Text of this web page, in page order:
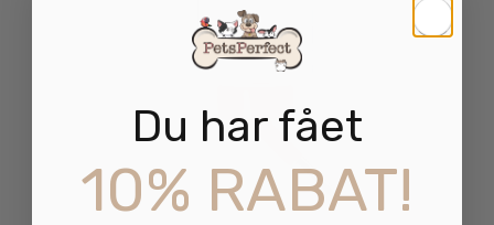
Du har fået
10% RABAT!